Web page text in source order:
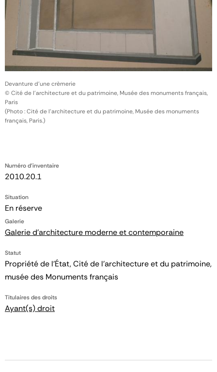
Numéro d'inventaire
2010.20.1
Situation
En réserve
Galerie
Galerie d'architecture moderne et contemporaine
Statut
Propriété de l’État, Cité de l’architecture et du patrimoine,
musée des Monuments français
Titulaires des droits
Ayant(s) droit
Devanture d'une crèmerie
© Cité de l'architecture et du patrimoine, Musée des monuments français,
Paris
(Photo : Cité de l'architecture et du patrimoine, Musée des monuments
français, Paris.)